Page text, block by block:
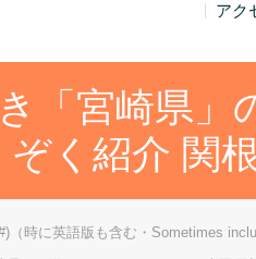
アク
「宮崎県
ぞく紹介 関
（時に英語版も含む・Sometimes